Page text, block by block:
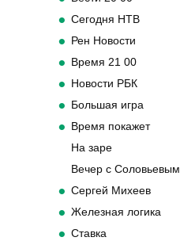
Сегодня НТВ
Рен Новости
Время 21 00
Новости РБК
Большая игра
Время покажет
На заре
Вечер с Соловьевым
Сергей Михеев
Железная логика
Ставка